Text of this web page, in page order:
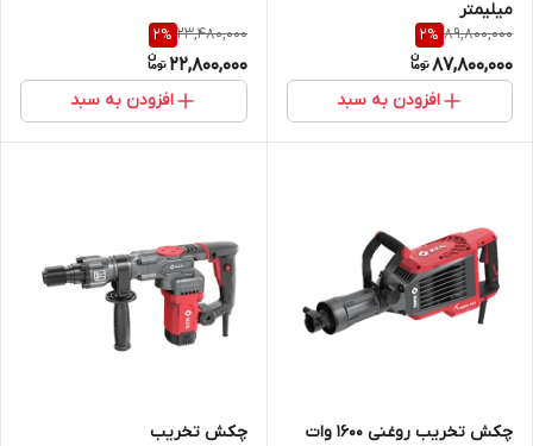
میلیمتر
89,800,000
2%
87,800,000
افزودن به سبد
23,480,000
2%
22,800,000
افزودن به سبد
چکش تخریب روغنی 1600 وات چکش تخریب